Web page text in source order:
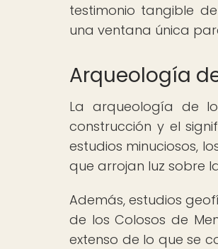
testimonio tangible
una ventana única
Arqueología
La arqueología de
construcción y el
estudios minuciosos,
que arrojan luz sobre
Además, estudios
de los Colosos de
extenso de lo que se